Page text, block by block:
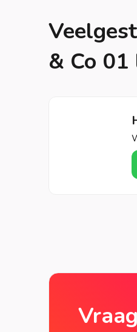
& Co 01